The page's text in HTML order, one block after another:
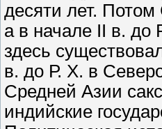
десяти лет.
а в начале II в. до
здесь
в. до Р. Х. в
Средней Азии
индийские